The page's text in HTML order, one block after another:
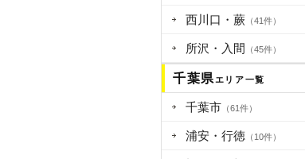
西川口・蕨 （41件）
所沢・入間 （45件）
千葉県 エリア一覧
千葉市 （61件）
浦安・行徳 （10件）